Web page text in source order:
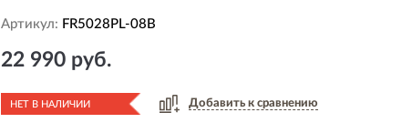
Артикул: FR5028PL-08B
22 990 руб.
НЕТ В НАЛИЧИИ Добавить к сравнению